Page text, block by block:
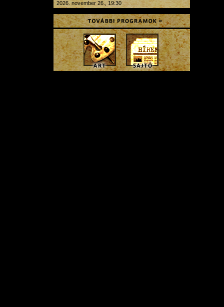
2026. november 26., 19:30